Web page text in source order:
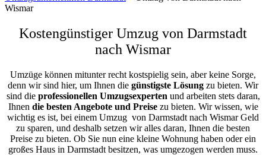
Wismar
Kostengünstiger Umzug von Darmstadt
nach Wismar
Umzüge können mitunter recht kostspielig sein, aber keine Sorge,
denn wir sind hier, um Ihnen die günstigste Lösung zu bieten. Wir
sind die professionellen Umzugsexperten und arbeiten stets daran,
Ihnen die besten Angebote und Preisezu bieten. Wir wissen, wie
wichtig es ist, bei einem Umzug von Darmstadt nach Wismar Geld
zu sparen, und deshalb setzen wir alles daran, Ihnen die besten
Preise zu bieten. Ob Sie nun eine kleine Wohnung haben oder ein
großes Haus in Darmstadt besitzen, was umgezogen werden muss.